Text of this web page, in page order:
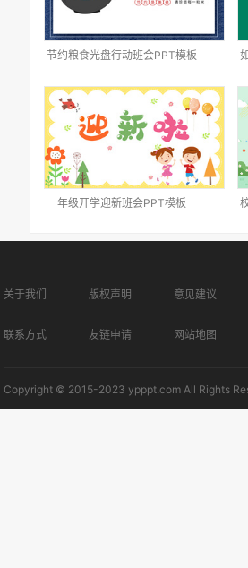
节约粮食光盘行动班会PPT模板
一年级开学迎新班会PPT模板
关于我们 版权声明 意见建议
联系方式 友链申请 网站地图
Copyright © 2015-2023 ypppt.com All Rights